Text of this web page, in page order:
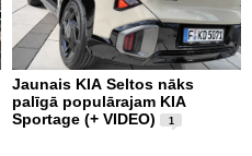
Jaunais KIA Seltos nāks
palīgā populārajam KIA
Sportage (+ VIDEO)
1